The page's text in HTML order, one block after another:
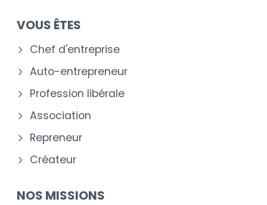
VOUS ÊTES
Chef d'entreprise
Auto-entrepreneur
Profession libérale
Association
Repreneur
Créateur
NOS MISSIONS